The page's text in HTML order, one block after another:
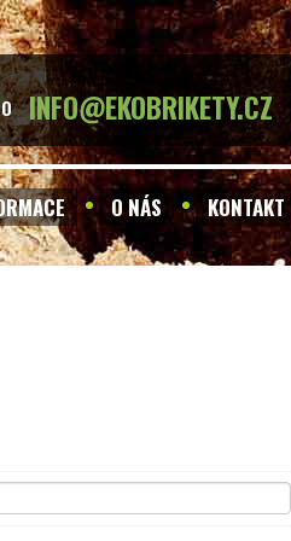
INFO@EKOBRIKETY.CZ
O NÁS KONTAKT